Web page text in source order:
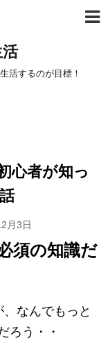
活するのが目標！
心者が知っ
月3日
須の知識だ
なんでもっと
ろう・・